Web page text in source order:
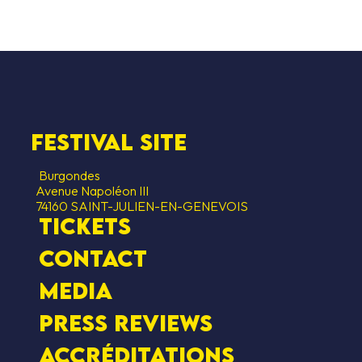
festival site
Burgondes
Avenue Napoléon III
74160 SAINT-JULIEN-EN-GENEVOIS
Tickets
contact
Media
Press Reviews
Accréditations